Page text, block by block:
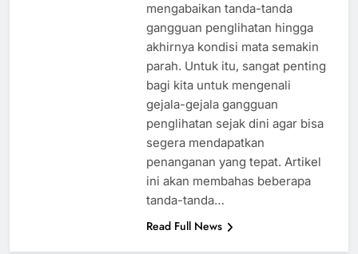
mengabaikan tanda-tanda
gangguan penglihatan hingga
akhirnya kondisi mata semakin
parah. Untuk itu, sangat penting
bagi kita untuk mengenali
gejala-gejala gangguan
penglihatan sejak dini agar bisa
segera mendapatkan
penanganan yang tepat. Artikel
ini akan membahas beberapa
tanda-tanda…
Read Full News